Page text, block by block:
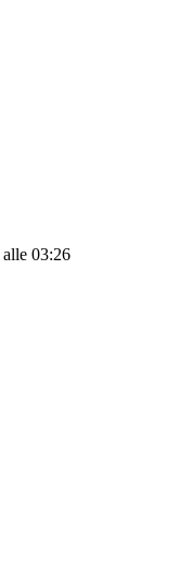
03:26